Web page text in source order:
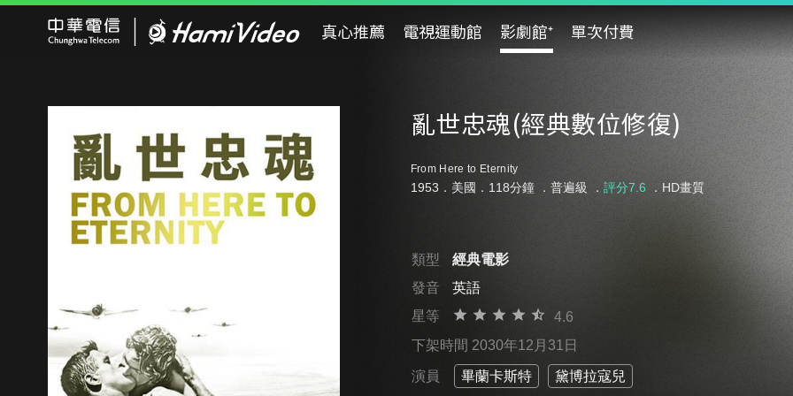
真心推薦 電視運動館 影劇館⁺ 單次付費
亂世忠魂(經典數位修復)
From Here to Eternity
1953．美國．118分鐘 ． 普遍級 ． 評分7.6 ．HD畫質
類型
經典電影
發音
英語
星等
4.6
下架時間 2030年12月31日
演員 畢蘭卡斯特 黛博拉寇兒